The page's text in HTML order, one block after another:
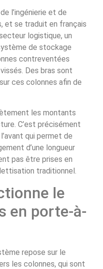
l’ingénierie et de
et se traduit en français
logistique, un
de stockage
contreventées
Des bras sont
ces colonnes afin de
les montants
C’est précisément
qui permet de
d’une longueur
pas être prises en
traditionnel.
le
en porte-à-
repose sur le
les colonnes, qui sont